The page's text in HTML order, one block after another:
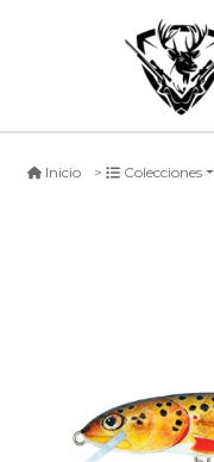
Inicio Colecciones